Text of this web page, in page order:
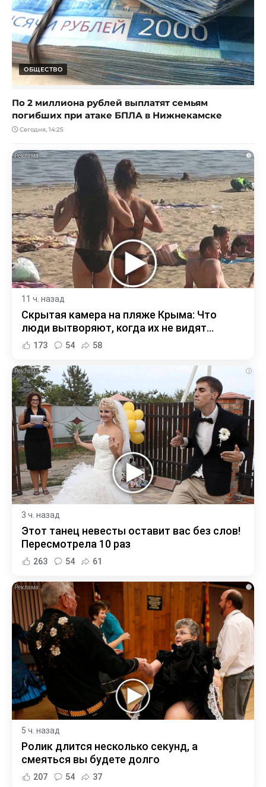
ОБЩЕСТВО
По 2 миллиона рублей выплатят семьям
погибших при атаке БПЛА в Нижнекамске
Сегодня, 14:25
i
11 ч. назад
Скрытая камера на пляже Крыма: Что
люди вытворяют, когда их не видят...
173 54 58
i
3 ч. назад
Этот танец невесты оставит вас без слов!
Пересмотрела 10 раз
263 54 61
i
5 ч. назад
Ролик длится несколько секунд, а
смеяться вы будете долго
207 54 37